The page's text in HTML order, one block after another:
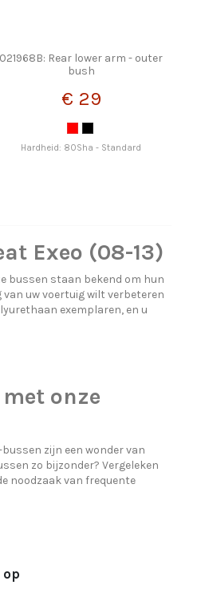
021968B: Rear lower arm - outer
bush
€ 29
Hardheid: 80Sha - Standard
Exeo (08-13)
bussen staan bekend om hun
uw voertuig wilt verbeteren
exemplaren, en u
onze
zijn een wonder van
zo bijzonder? Vergeleken
noodzaak van frequente